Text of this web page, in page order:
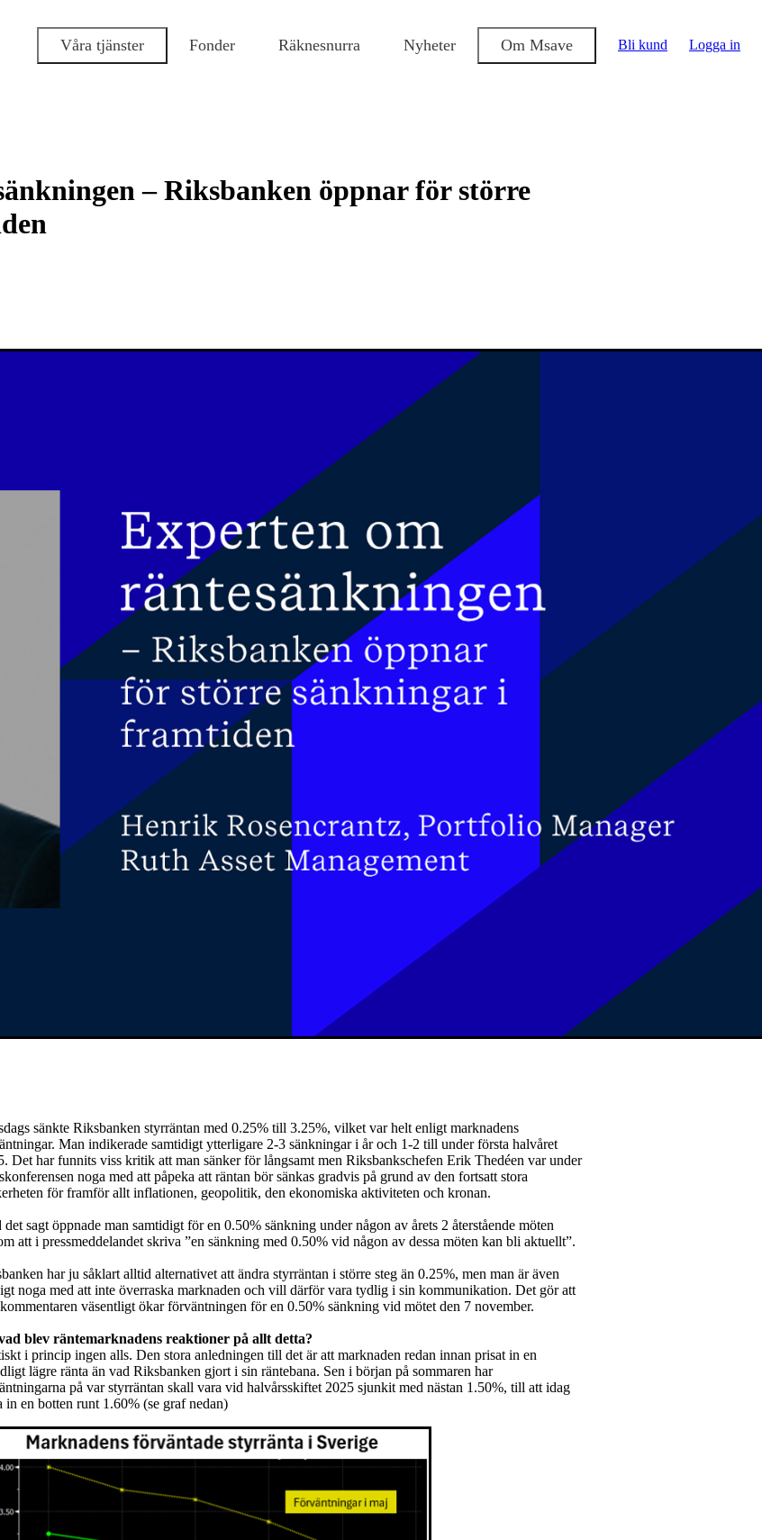
Våra tjänster Fonder Räknesnurra Nyheter Om Msave Bli kund Logga in
– Riksbanken öppnar för större
sänkte Riksbanken styrräntan med 0.25% till 3.25%, vilket var helt enligt marknadens
Man indikerade samtidigt ytterligare 2-3 sänkningar i år och 1-2 till under första halvåret
Det har funnits viss kritik att man sänker för långsamt men Riksbankschefen Erik Thedéen var under
noga med att påpeka att räntan bör sänkas gradvis på grund av den fortsatt stora
för framför allt inflationen, geopolitik, den ekonomiska aktiviteten och kronan.
det sagt öppnade man samtidigt för en 0.50% sänkning under någon av årets 2 återstående möten
att i pressmeddelandet skriva ”en sänkning med 0.50% vid någon av dessa möten kan bli aktuellt”.
har ju såklart alltid alternativet att ändra styrräntan i större steg än 0.25%, men man är även
noga med att inte överraska marknaden och vill därför vara tydlig i sin kommunikation. Det gör att
väsentligt ökar förväntningen för en 0.50% sänkning vid mötet den 7 november.
blev räntemarknadens reaktioner på allt detta?
i princip ingen alls. Den stora anledningen till det är att marknaden redan innan prisat in en
lägre ränta än vad Riksbanken gjort i sin räntebana. Sen i början på sommaren har
på var styrräntan skall vara vid halvårsskiftet 2025 sjunkit med nästan 1.50%, till att idag
in en botten runt 1.60% (se graf nedan)